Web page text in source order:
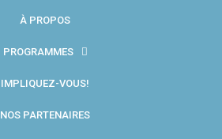
À PROPOS
PROGRAMMES
IMPLIQUEZ-VOUS!
NOS PARTENAIRES